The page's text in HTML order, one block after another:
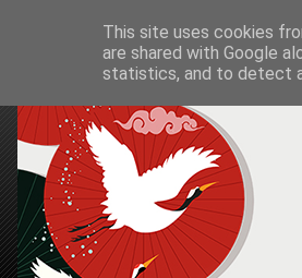
This site uses cookies
are shared with Google
statistics, and to detect